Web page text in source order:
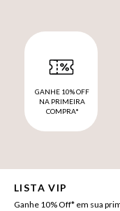
GANHE 10% OFF
NA PRIMEIRA
COMPRA*
LISTA VIP
Ganhe 10% Off* em sua